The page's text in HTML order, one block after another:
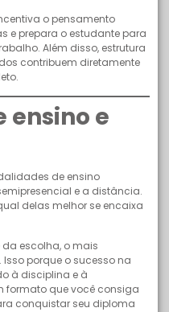
o pensamento
e prepara o estudante para
Além disso, estrutura
contribuem diretamente
ensino e
de ensino
e a distância.
delas melhor se encaixa
da escolha, o mais
porque o sucesso na
à disciplina e à
formato que você consiga
conquistar seu diploma